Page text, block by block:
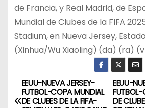
de Francia, y Real Madrid, de
Mundial de Clubes de la FIFA
Stadium, en Nueva Jersey,
(Xinhua/Wu Xiaoling) (da) (ra)
N
EEUU-
FUTBOL-
DE
EEUU-NUEVA JERSEY-
FUTBOL-COPA MUNDIAL
DE CLUBES DE LA FIFA-